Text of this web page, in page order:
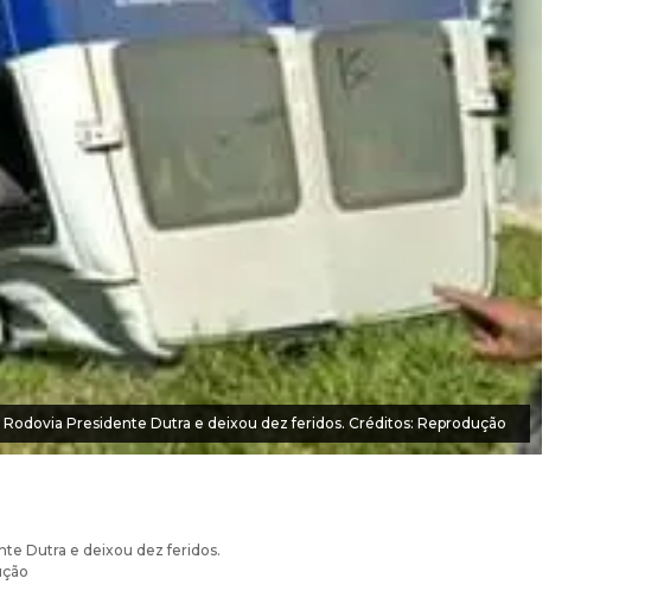
Rodovia Presidente Dutra e deixou dez feridos. Créditos: Reprodução
Dutra e deixou dez feridos.